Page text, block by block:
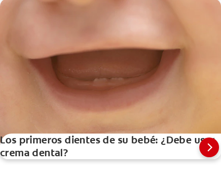
Los primeros dientes de su bebé: ¿Debe usar
crema dental?